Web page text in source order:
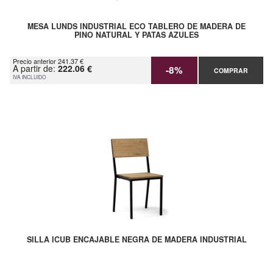
MESA LUNDS INDUSTRIAL ECO TABLERO DE MADERA DE
PINO NATURAL Y PATAS AZULES
Precio anterior 241.37 €
A partir de: 222.06 €
IVA INCLUIDO -8% COMPRAR
SILLA ICUB ENCAJABLE NEGRA DE MADERA INDUSTRIAL